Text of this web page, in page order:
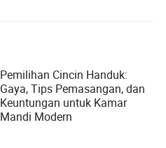
Pemilihan Cincin Handuk:
Gaya, Tips Pemasangan, dan
Keuntungan untuk Kamar
Mandi Modern